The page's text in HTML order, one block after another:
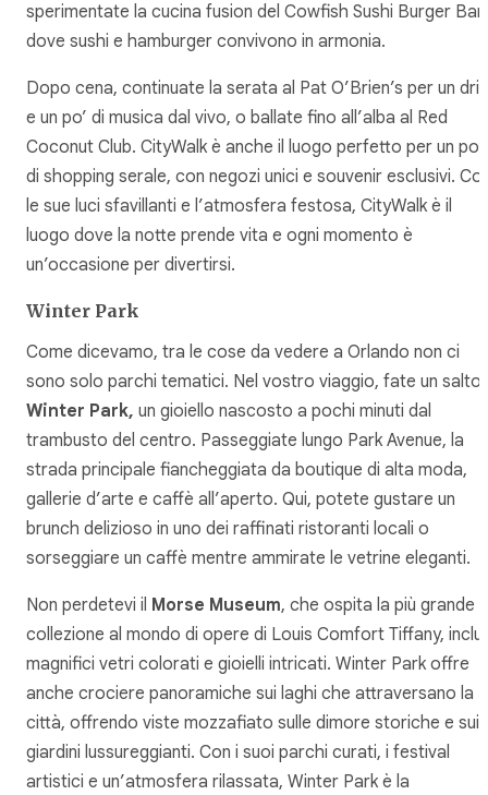
sperimentate la cucina fusion del Cowfish Sushi Burger Bar,
dove sushi e hamburger convivono in armonia.
Dopo cena, continuate la serata al Pat O’Brien’s per un
e un po’ di musica dal vivo, o ballate fino all’alba al Red
Coconut Club. CityWalk è anche il luogo perfetto per un po’
di shopping serale, con negozi unici e souvenir esclusivi.
le sue luci sfavillanti e l’atmosfera festosa, CityWalk è il
luogo dove la notte prende vita e ogni momento è
un’occasione per divertirsi.
Winter Park
Come dicevamo, tra le cose da vedere a Orlando non ci
sono solo parchi tematici. Nel vostro viaggio, fate un salto
Winter Park, un gioiello nascosto a pochi minuti dal
trambusto del centro. Passeggiate lungo Park Avenue, la
strada principale fiancheggiata da boutique di alta moda,
gallerie d’arte e caffè all’aperto. Qui, potete gustare un
brunch delizioso in uno dei raffinati ristoranti locali o
sorseggiare un caffè mentre ammirate le vetrine eleganti.
Non perdetevi il Morse Museum, che ospita la più grande
collezione al mondo di opere di Louis Comfort Tiffany,
magnifici vetri colorati e gioielli intricati. Winter Park offre
anche crociere panoramiche sui laghi che attraversano la
città, offrendo viste mozzafiato sulle dimore storiche e sui
giardini lussureggianti. Con i suoi parchi curati, i festival
artistici e un’atmosfera rilassata, Winter Park è la